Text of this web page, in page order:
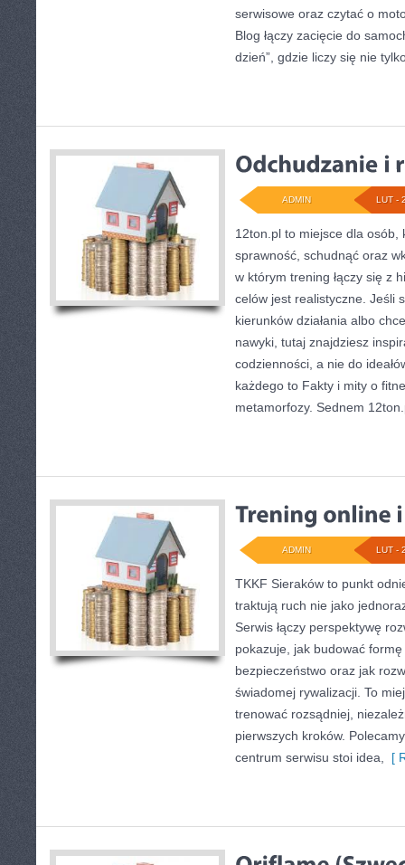
serwisowe oraz czytać o
Blog łączy zacięcie do
dzień”, gdzie liczy się nie
LUT -
ADMIN
12ton.pl to miejsce dla osób,
sprawność, schudnąć oraz
w którym trening łączy się z
celów jest realistyczne. Jeśli
kierunków działania albo
nawyki, tutaj znajdziesz
codzienności, a nie do
każdego to Fakty i mity o
metamorfozy. Sednem
LUT -
ADMIN
TKKF Sieraków to punkt
traktują ruch nie jako
Serwis łączy perspektywę
pokazuje, jak budować
bezpieczeństwo oraz jak
świadomej rywalizacji. To
trenować rozsądniej,
pierwszych kroków.
centrum serwisu stoi idea,
[